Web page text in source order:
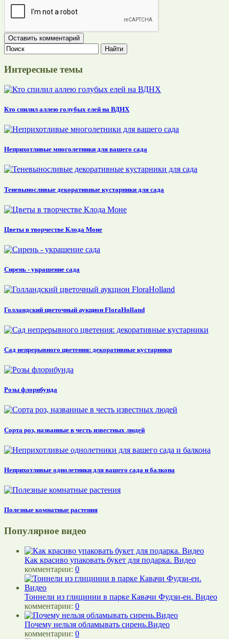
Интересные темы
Кто спилил аллею голубых елей на ВДНХ
Неприхотливые многолетники для вашего сада
Теневыносливые декоративные кустарники для сада
Цветы в творчестве Клода Моне
Сирень - украшение сада
Голландский цветочный аукцион FloraHolland
Сад непрерывного цветения: декоративные кустарники
Розы флорибунда
Сорта роз, названные в честь известных людей
Неприхотливые однолетники для вашего сада и балкона
Полезные комнатные растения
Популярное видео
Как красиво упаковать букет для подарка. Видео
комментарии: 0
Тоннели из глицинии в парке Кавачи Фудзи-ен. Видео
комментарии: 0
Почему нельзя обламывать сирень.Видео
комментарии: 0